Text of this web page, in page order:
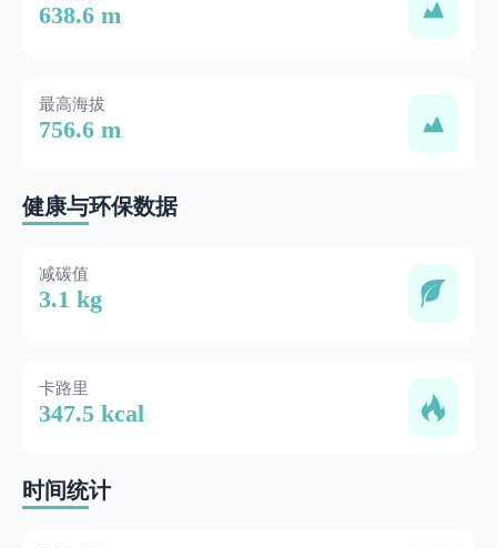
638.6 m
最高海拔
756.6 m
健康与环保数据
减碳值
3.1 kg
卡路里
347.5 kcal
时间统计